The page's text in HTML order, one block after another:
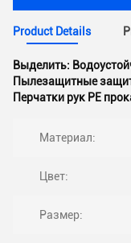
Product Details
Выделить:
Пылезащитные
Перчатки рук PE
Материал:
Цвет:
Размер: